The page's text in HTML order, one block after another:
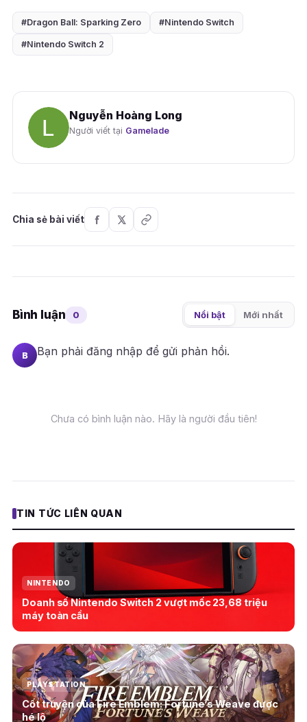
#Dragon Ball: Sparking Zero #Nintendo Switch
#Nintendo Switch 2
Nguyễn Hoàng Long
Người viết tại Gamelade
Chia sẻ bài viết
Bình luận 0 Nổi bật Mới nhất
B Bạn phải đăng nhập để gửi phản hồi.
Chưa có bình luận nào. Hãy là người đầu tiên!
TIN TỨC LIÊN QUAN
NINTENDO
Doanh số Nintendo Switch 2 vượt mốc 23,68 triệu
máy toàn cầu
PLAYSTATION
Cốt truyện của Fire Emblem: Fortune’s Weave được
hé lộ